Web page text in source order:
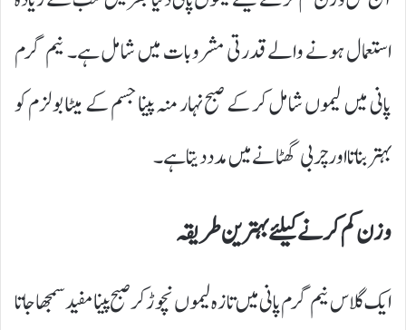
استعمال ہونے والے قدرتی مشروبات میں شامل ہے۔ نیم گرم
پانی میں لیموں شامل کر کے صبح نہار منہ پینا جسم کے میٹابولزم کو
بہتر بناتا اور چربی گھٹانے میں مدد دیتا ہے۔
وزن کم کرنے کیلئے بہترین طریقہ
ایک گلاس نیم گرم پانی میں تازہ لیموں نچوڑ کر صبح پینا مفید سمجھا جاتا